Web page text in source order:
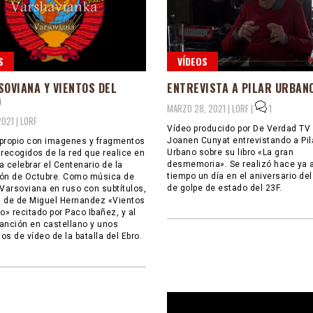
Y VIENTOS DEL
| LORF
con imagenes y fragmentos
de la red que realice en
celebrar el Centenario de la
de Octubre. Como música de
en ruso con subtítulos,
de de Miguel Hernandez «Vientos
recitado por Paco Ibañez, y al
en castellano y unos
de vídeo de la batalla del Ebro.
VÍDEOS
ENTREVISTA A PILAR
MARZO 28, 2021 | LORF| 1
Vídeo producido por De Verdad TV
Joanen Cunyat entrevistando a
Urbano sobre su libro «La gran
desmemoria». Se realizó hace ya
tiempo un día en el aniversario
de golpe de estado del 23F.